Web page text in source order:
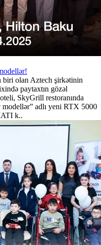
biri olan Aztech şirkətinin
paytaxtın gözəl
SkyGrill restoranında
adlı yeni RTX 5000
k..